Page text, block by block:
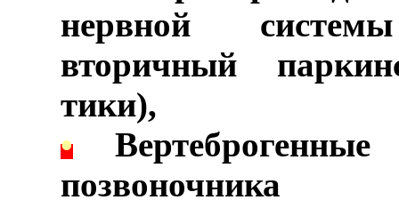
нервной
вторичный
тики),
• Вертеброгенные